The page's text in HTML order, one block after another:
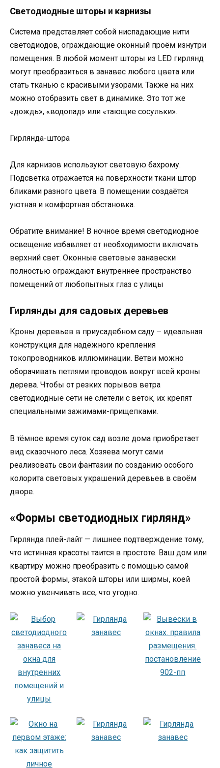
Светодиодные шторы и карнизы
Система представляет собой ниспадающие нити
светодиодов, ограждающие оконный проём изнутри
помещения. В любой момент шторы из LED гирлянд
могут преобразиться в занавес любого цвета или
стать тканью с красивыми узорами. Также на них
можно отобразить свет в динамике. Это тот же
«дождь», «водопад» или «тающие сосульки».
Гирлянда-штора
Для карнизов используют световую бахрому.
Подсветка отражается на поверхности ткани штор
бликами разного цвета. В помещении создаётся
уютная и комфортная обстановка.
Обратите внимание! В ночное время светодиодное
освещение избавляет от необходимости включать
верхний свет. Оконные световые занавески
полностью ограждают внутреннее пространство
помещений от любопытных глаз с улицы
Гирлянды для садовых деревьев
Кроны деревьев в приусадебном саду – идеальная
конструкция для надёжного крепления
токопроводников иллюминации. Ветви можно
оборачивать петлями проводов вокруг всей кроны
дерева. Чтобы от резких порывов ветра
светодиодные сети не слетели с веток, их крепят
специальными зажимами-прищепками.
В тёмное время суток сад возле дома приобретает
вид сказочного леса. Хозяева могут сами
реализовать свои фантазии по созданию особого
колорита световых украшений деревьев в своём
дворе.
«Формы светодиодных гирлянд»
Гирлянда плей-лайт — лишнее подтверждение тому,
что истинная красоты таится в простоте. Ваш дом или
квартиру можно преобразить с помощью самой
простой формы, этакой шторы или ширмы, коей
можно увенчивать все, что угодно.